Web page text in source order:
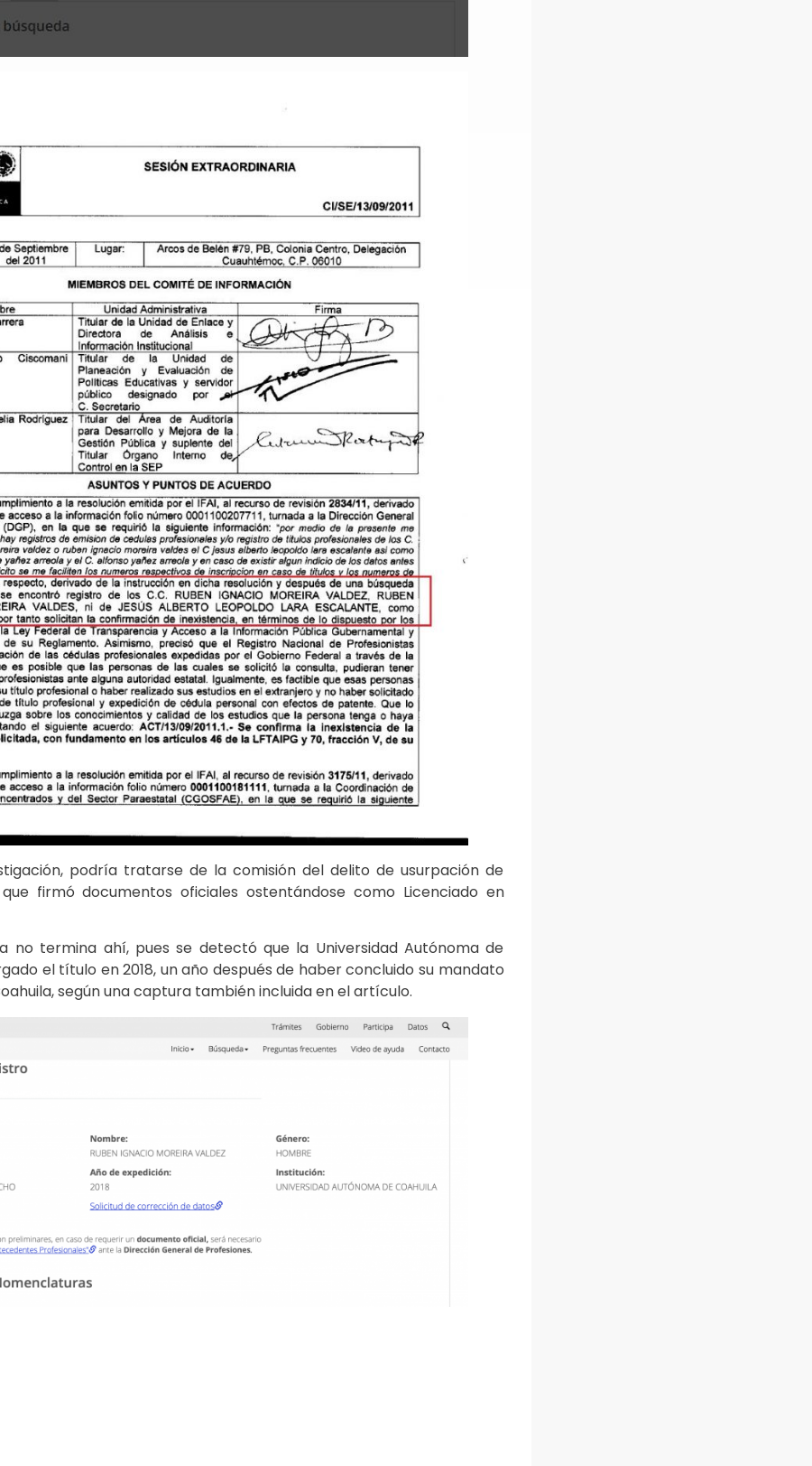
podría tratarse de la comisión del delito de usurpación de
firmó documentos oficiales ostentándose como Licenciado en
no termina ahí, pues se detectó que la Universidad Autónoma de
el título en 2018, un año después de haber concluido su mandato
según una captura también incluida en el artículo.